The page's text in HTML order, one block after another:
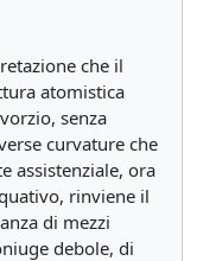
che il
atomistica
senza
curvature che
assistenziale, ora
rinviene il
di mezzi
debole, di